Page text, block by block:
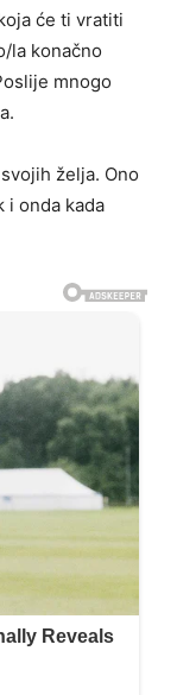
će ti vratiti
la konačno
mnogo
želja. Ono
i onda kada